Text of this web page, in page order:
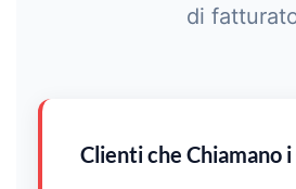
di
Clienti che Chiamano